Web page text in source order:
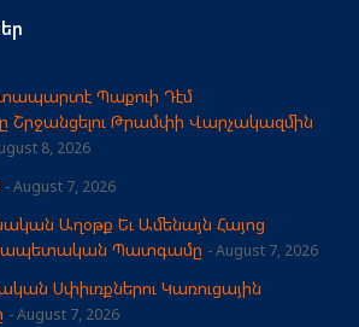
Պաքուի Դէմ
Շրջանցելու Թրամփի Վարչակազմին
8, 2026
August 7, 2026
Աղօթք Եւ Ամենայն Հայոց
Պատգամը
August 7, 2026
Սփիւռքներու Կառուցային
August 7, 2026